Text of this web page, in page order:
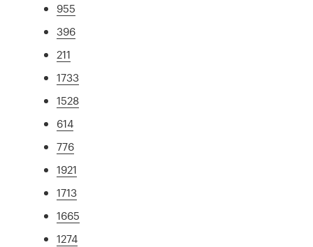
955
396
211
1733
1528
614
776
1921
1713
1665
1274